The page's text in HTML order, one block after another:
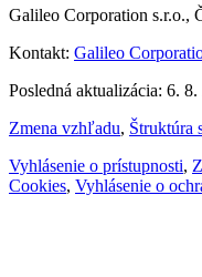
Galileo Corporation s.r.o.,
Kontakt: Galileo
Posledná aktualizácia: 6. 8.
Zmena vzhľadu, Štruktúra
Vyhlásenie o prístupnosti,
Cookies, Vyhlásenie o